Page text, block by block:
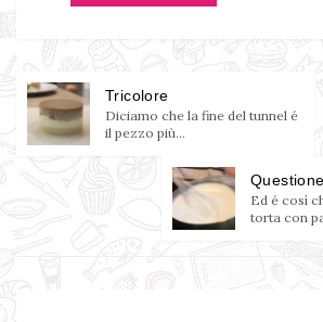
Tricolore
Diciamo che la fine del tunnel é
il pezzo più...
Ed é così
torta con